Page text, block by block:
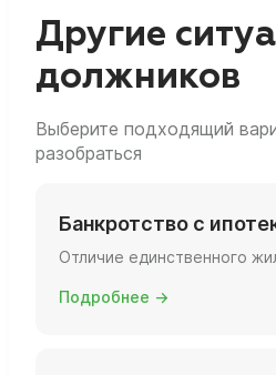
вы фактически живёте,
и какова их площадь и
Другие
должников
Выберите подходящий
разобраться
Банкротство с
Отличие единственного
Подробнее →